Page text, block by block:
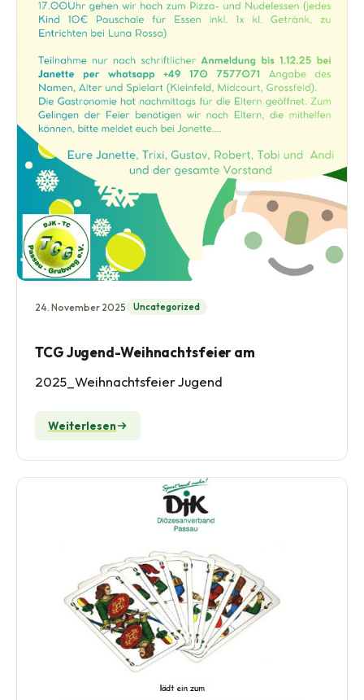
24. November 2025 Uncategorized
TCG Jugend-Weihnachtsfeier am
2025_Weihnachtsfeier Jugend
Weiterlesen